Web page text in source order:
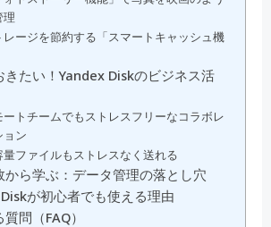
理
レージを節約する「スマートキャッシュ機
きたい！Yandex Diskのビジネス活
ートチームでもストレスフリーなコラボレ
ョン
量ファイルもストレスなく送れる
から学ぶ：データ管理の落とし穴
が初心者でも使える理由
問（FAQ）